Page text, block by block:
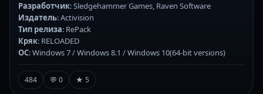
Разработчик: Sledgehammer Games, Raven Software
Издатель: Activision
Тип релиза: RePack
Кряк: RELOADED
ОС: Windows 7 / Windows 8.1 / Windows 10(64-bit versions)
484 💬 0 ★ 5